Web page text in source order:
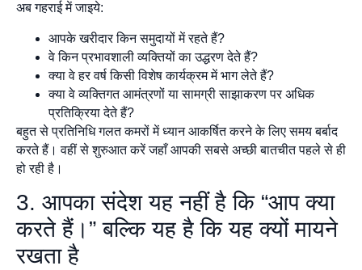
अब गहराई में जाइये:
आपके खरीदार किन समुदायों में रहते हैं?
वे किन प्रभावशाली व्यक्तियों का उद्धरण देते हैं?
क्या वे हर वर्ष किसी विशेष कार्यक्रम में भाग लेते हैं?
क्या वे व्यक्तिगत आमंत्रणों या सामग्री साझाकरण पर अधिक
प्रतिक्रिया देते हैं?
बहुत से प्रतिनिधि गलत कमरों में ध्यान आकर्षित करने के लिए समय बर्बाद
करते हैं। वहीं से शुरुआत करें जहाँ आपकी सबसे अच्छी बातचीत पहले से ही
हो रही है।
3. आपका संदेश यह नहीं है कि “आप क्या
करते हैं।” बल्कि यह है कि यह क्यों मायने
रखता है